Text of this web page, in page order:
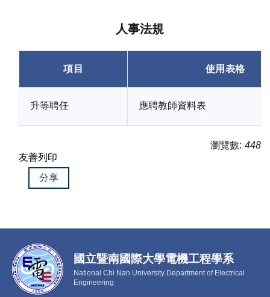
人事法規
項目 使用表格
升等聘任 應聘教師資料表
瀏覽數: 448
友善列印
分享
國立暨南國際大學電機工程學系
National Chi Nan University Department of Electrical
Engineering